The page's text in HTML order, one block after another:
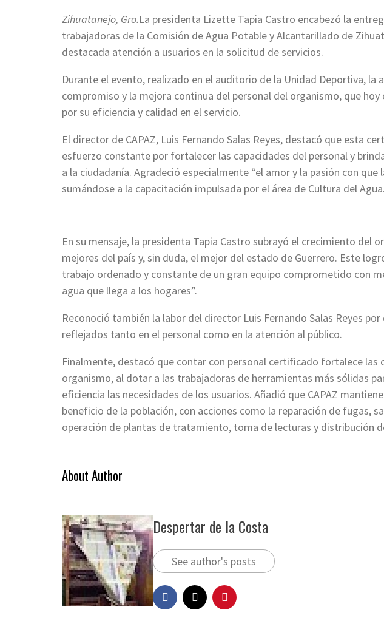
Zihuatanejo, Gro.La presidenta Lizette Tapia Castro encabezó la
trabajadoras de la Comisión de Agua Potable y Alcantarillado de
destacada atención a usuarios en la solicitud de servicios.
Durante el evento, realizado en el auditorio de la Unidad Deportiva, la
compromiso y la mejora continua del personal del organismo, que
por su eficiencia y calidad en el servicio.
El director de CAPAZ, Luis Fernando Salas Reyes, destacó que esta
esfuerzo constante por fortalecer las capacidades del personal y
a la ciudadanía. Agradeció especialmente “el amor y la pasión con que
sumándose a la capacitación impulsada por el área de Cultura del Agua.
En su mensaje, la presidenta Tapia Castro subrayó el crecimiento del
mejores del país y, sin duda, el mejor del estado de Guerrero. Este
trabajo ordenado y constante de un gran equipo comprometido con
agua que llega a los hogares”.
Reconoció también la labor del director Luis Fernando Salas Reyes
reflejados tanto en el personal como en la atención al público.
Finalmente, destacó que contar con personal certificado fortalece las
organismo, al dotar a las trabajadoras de herramientas más sólidas
eficiencia las necesidades de los usuarios. Añadió que CAPAZ
beneficio de la población, con acciones como la reparación de fugas,
operación de plantas de tratamiento, toma de lecturas y distribución
About Author
Despertar de la Costa
See author's posts